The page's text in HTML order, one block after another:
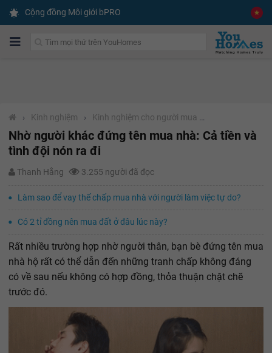
Cộng đồng Môi giới bPRO
› Kinh nghiệm ›
Nhờ người khác đứng tên mua nhà: Cả tiền và
tình đội nón ra đi
Thanh Hằng 3.255 người đã đọc
Làm sao để vay thế chấp mua nhà với người làm việc tự do?
Có 2 tỉ đồng nên mua đất ở đâu lúc này?
Rất nhiều trường hợp nhờ người thân, bạn bè đứng tên mua
nhà hộ rất có thể dẫn đến những tranh chấp không đáng
có về sau nếu không có hợp đồng, thỏa thuận chặt chẽ
trước đó.